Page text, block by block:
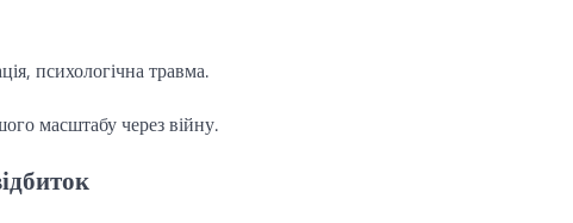
психологічна травма.
масштабу через війну.